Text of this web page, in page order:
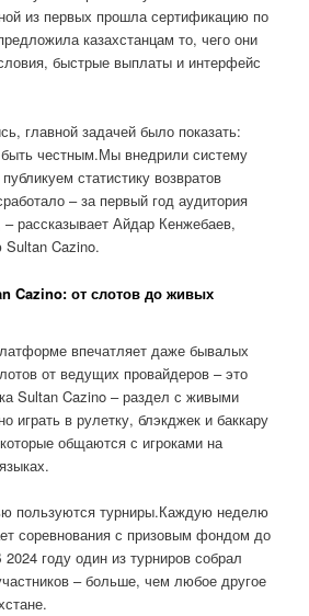
из первых прошла сертификацию по
казахстанцам то, чего они
быстрые выплаты и интерфейс
главной задачей было показать:
честным.Мы внедрили систему
статистику возвратов
– за первый год аудитория
рассказывает Айдар Кенжебаев,
Sultan Cazino.
Cazino: от слотов до живых
впечатляет даже бывалых
от ведущих провайдеров – это
Sultan Cazino – раздел с живыми
играть в рулетку, блэкджек и баккару
общаются с игроками на
пользуются турниры.Каждую неделю
соревнования с призовым фондом до
году один из турниров собрал
– больше, чем любое другое